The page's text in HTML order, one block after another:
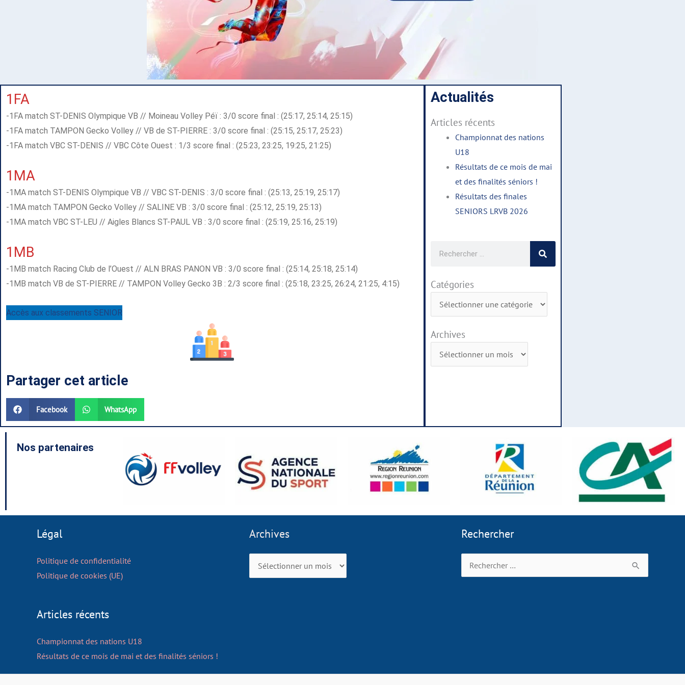
1FA
-1FA match ST-DENIS Olympique VB // Moineau Volley Péï : 3/0 score final : (25:17, 25:14, 25:15)
-1FA match TAMPON Gecko Volley // VB de ST-PIERRE : 3/0 score final : (25:15, 25:17, 25:23)
-1FA match VBC ST-DENIS // VBC Côte Ouest : 1/3 score final : (25:23, 23:25, 19:25, 21:25)
1MA
-1MA match ST-DENIS Olympique VB // VBC ST-DENIS : 3/0 score final : (25:13, 25:19, 25:17)
-1MA match TAMPON Gecko Volley // SALINE VB : 3/0 score final : (25:12, 25:19, 25:13)
-1MA match VBC ST-LEU // Aigles Blancs ST-PAUL VB : 3/0 score final : (25:19, 25:16, 25:19)
1MB
-1MB match Racing Club de l’Ouest // ALN BRAS PANON VB : 3/0 score final : (25:14, 25:18, 25:14)
-1MB match VB de ST-PIERRE // TAMPON Volley Gecko 3B : 2/3 score final : (25:18, 23:25, 26:24, 21:25, 4:15)
Accès aux classements SENIOR
Partager cet article
Facebook WhatsApp
Actualités
Articles récents
Championnat des nations
U18
Résultats de ce mois de mai
et des finalités séniors !
Résultats des finales
SENIORS LRVB 2026
Catégories
Catégories
Archives
Archives
Nos partenaires
Légal
Politique de confidentialité
Politique de cookies (UE)
Articles récents
Championnat des nations U18
Résultats de ce mois de mai et des finalités séniors !
Archives
Archives Rechercher
Rechercher :